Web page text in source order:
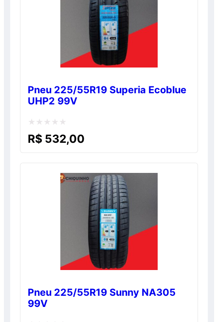
Pneu 225/55R19 Superia Ecoblue
UHP2 99V
Avaliação
R$ 532,00
Pneu 225/55R19 Sunny NA305
99V